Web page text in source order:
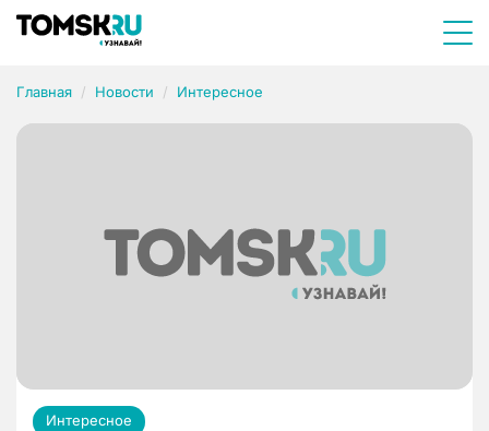
Главная Новости Интересное
Интересное